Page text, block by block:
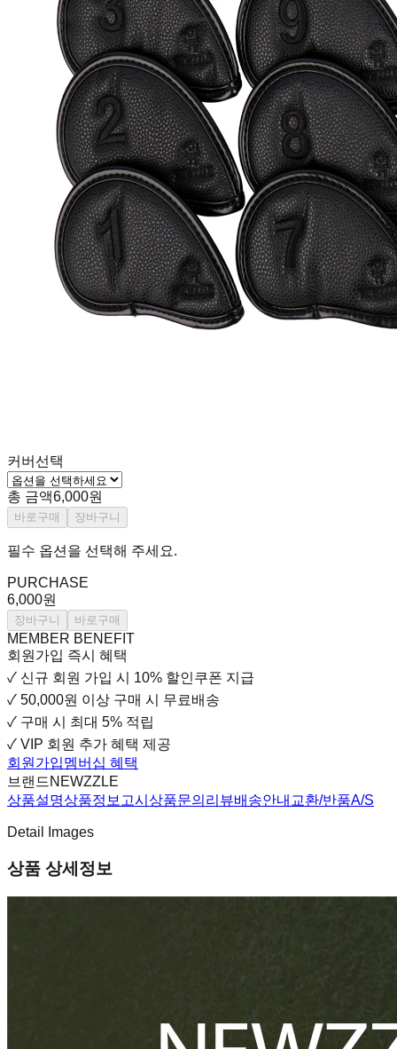
커버선택
총 금액6,000원
바로구매 장바구니
필수 옵션을 선택해 주세요.
PURCHASE
6,000원
장바구니 바로구매
MEMBER BENEFIT
회원가입 즉시 혜택
✓ 신규 회원 가입 시 10% 할인쿠폰 지급
✓ 50,000원 이상 구매 시 무료배송
✓ 구매 시 최대 5% 적립
✓ VIP 회원 추가 혜택 제공
회원가입멤버십 혜택
브랜드 NEWZZLE
상품설명상품정보고시 상품문의 리뷰배송안내 교환/반품A/S
Detail Images
상품 상세정보